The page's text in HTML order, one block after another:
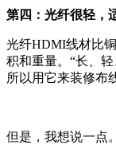
第四：光纤很轻，
光纤HDMI线材比
积和重量。“长、
所以用它来装修布
但是，我想说一点